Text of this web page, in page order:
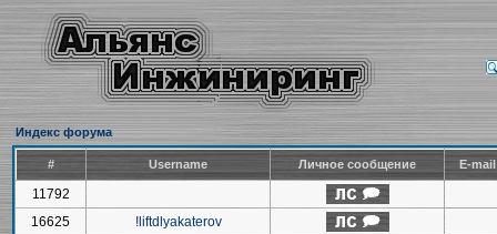
Индекс форума
# Username Личное сообщение E-
11792
16625
!liftdlyakaterov